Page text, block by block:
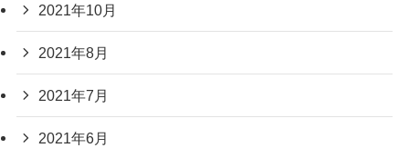
2021年10月
2021年8月
2021年7月
2021年6月